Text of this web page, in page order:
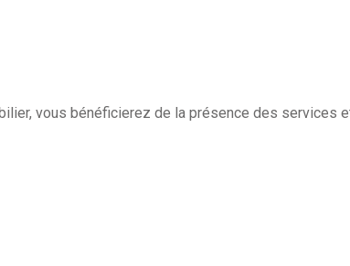
vous bénéficierez de la présence des